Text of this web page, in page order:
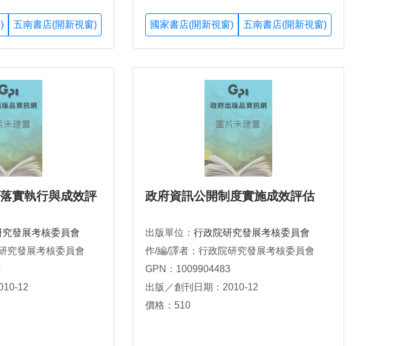
五南書店(開新視窗) 國家書店(開新視窗) 五南書店(開新視窗)
實執行與成效評
發展考核委員會
究發展考核委員會
12
政府資訊公開制度實施成效評估
出版單位： 行政院研究發展考核委員會
作/編/譯者：行政院研究發展考核委員會
GPN：1009904483
出版／創刊日期：2010-12
價格：510